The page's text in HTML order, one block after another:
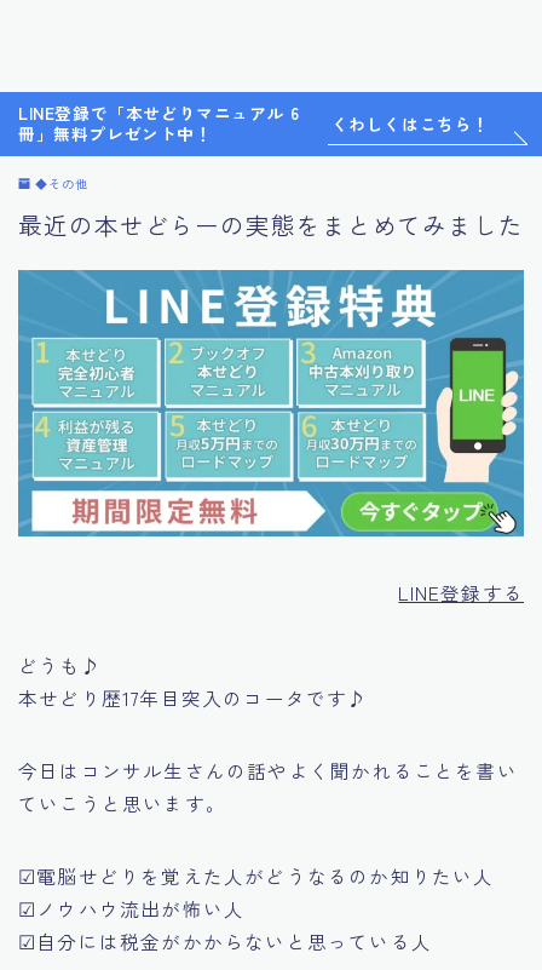
LINE登録で「本せどりマニュアル 6
冊」無料プレゼント中！
くわしくはこちら！
◆その他
最近の本せどらーの実態をまとめてみました
LINE登録する
どうも♪
本せどり歴17年目突入のコータです♪
今日はコンサル生さんの話やよく聞かれることを書い
ていこうと思います。
☑電脳せどりを覚えた人がどうなるのか知りたい人
☑ノウハウ流出が怖い人
☑自分には税金がかからないと思っている人